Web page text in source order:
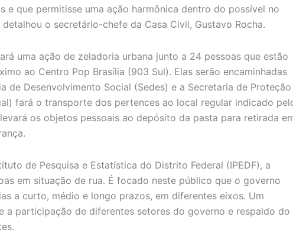
e que permitisse uma ação harmônica dentro do possível no
o secretário-chefe da Casa Civil, Gustavo Rocha.
uma ação de zeladoria urbana junto a 24 pessoas que estão
ao Centro Pop Brasília (903 Sul). Elas serão encaminhadas
de Desenvolvimento Social (Sedes) e a Secretaria de Proteção
fará o transporte dos pertences ao local regular indicado
os objetos pessoais ao depósito da pasta para retirada
de Pesquisa e Estatística do Distrito Federal (IPEDF), a
em situação de rua. É focado neste público que o governo
a curto, médio e longo prazos, em diferentes eixos. Um
a participação de diferentes setores do governo e respaldo do